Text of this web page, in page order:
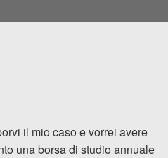
il mio caso e vorrei avere
una borsa di studio annuale